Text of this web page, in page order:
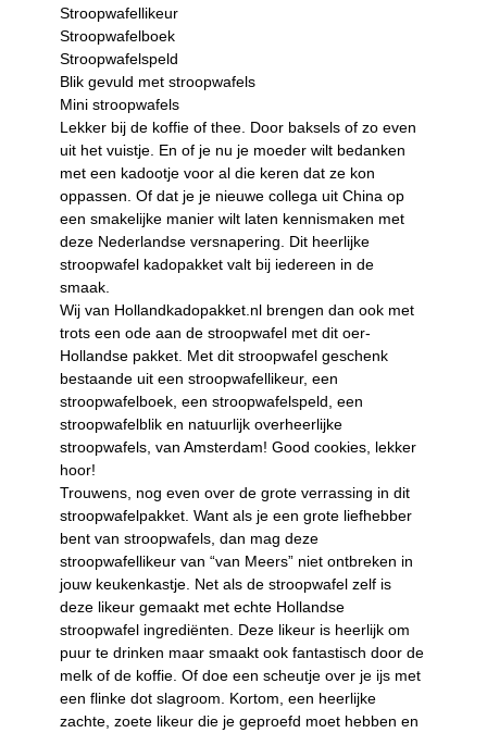
Stroopwafellikeur
Stroopwafelboek
Stroopwafelspeld
Blik gevuld met stroopwafels
Mini stroopwafels
Lekker bij de koffie of thee. Door baksels of zo even
uit het vuistje. En of je nu je moeder wilt bedanken
met een kadootje voor al die keren dat ze kon
oppassen. Of dat je je nieuwe collega uit China op
een smakelijke manier wilt laten kennismaken met
deze Nederlandse versnapering. Dit heerlijke
stroopwafel kadopakket valt bij iedereen in de
smaak.
Wij van Hollandkadopakket.nl brengen dan ook met
trots een ode aan de stroopwafel met dit oer-
Hollandse pakket. Met dit stroopwafel geschenk
bestaande uit een stroopwafellikeur, een
stroopwafelboek, een stroopwafelspeld, een
stroopwafelblik en natuurlijk overheerlijke
stroopwafels, van Amsterdam! Good cookies, lekker
hoor!
Trouwens, nog even over de grote verrassing in dit
stroopwafelpakket. Want als je een grote liefhebber
bent van stroopwafels, dan mag deze
stroopwafellikeur van “van Meers” niet ontbreken in
jouw keukenkastje. Net als de stroopwafel zelf is
deze likeur gemaakt met echte Hollandse
stroopwafel ingrediënten. Deze likeur is heerlijk om
puur te drinken maar smaakt ook fantastisch door de
melk of de koffie. Of doe een scheutje over je ijs met
een flinke dot slagroom. Kortom, een heerlijke
zachte, zoete likeur die je geproefd moet hebben en